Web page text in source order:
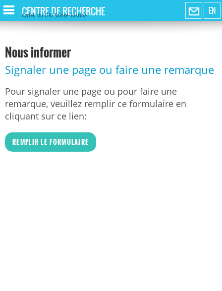
EN
CENTRE DE RECHERCHE
Azrieli du CHU Sainte-Justine
Nous informer
Signaler une page ou faire une remarque
Pour signaler une page ou pour faire une
remarque, veuillez remplir ce formulaire en
cliquant sur ce lien:
REMPLIR LE FORMULAIRE